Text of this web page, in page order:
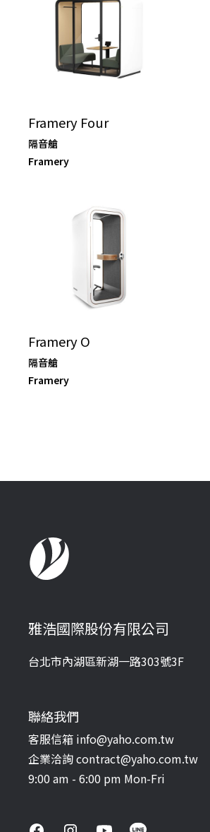
Framery Four
隔音艙
Framery
Framery O
隔音艙
Framery
雅浩國際股份有限公司
台北市內湖區新湖一路303號3F
聯絡我們
客服信箱 info@yaho.com.tw
企業洽詢 contract@yaho.com.tw
9:00 am - 6:00 pm Mon-Fri